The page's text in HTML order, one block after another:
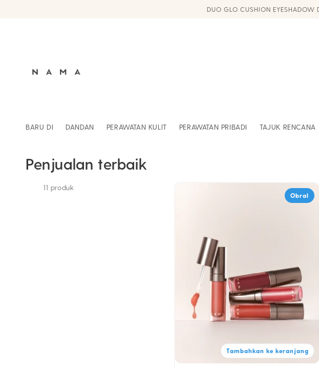
DAPATKAN DISKON
BARU DI DANDAN PERAWATAN KULIT PERAWATAN PRIBADI TAJUK RENCANA
Penjualan terbaik
11 produk
Obral
Tambahkan ke keranjang